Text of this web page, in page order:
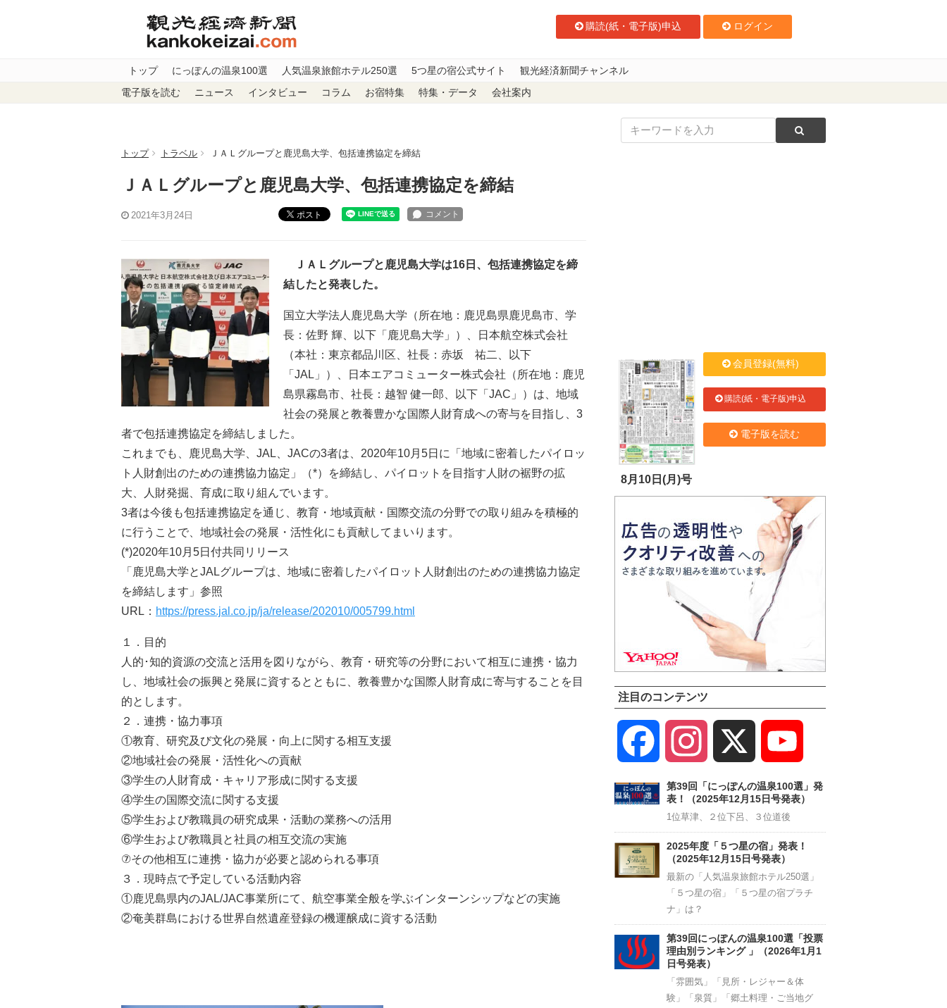
購読(紙・電子版)申込 ログイン
トップ にっぽんの温泉100選 人気温泉旅館ホテル250選 5つ星の宿公式サイト 観光経済新聞チャンネル
電子版を読む ニュース インタビュー コラム お宿特集 特集・データ 会社案内
トップ トラベル ＪＡＬグループと鹿児島大学、包括連携協定を締結
ＪＡＬグループと鹿児島大学、包括連携協定を締結
2021年3月24日 ポスト
ＪＡＬグループと鹿児島大学は16日、包括連携協定を締
結したと発表した。
国立大学法人鹿児島大学（所在地：鹿児島県鹿児島市、学
長：佐野 輝、以下「鹿児島大学」）、日本航空株式会社
（本社：東京都品川区、社長：赤坂 祐二、以下
「JAL」）、日本エアコミューター株式会社（所在地：鹿児
島県霧島市、社長：越智 健一郎、以下「JAC」）は、地域
社会の発展と教養豊かな国際人財育成への寄与を目指し、3
者で包括連携協定を締結しました。
これまでも、鹿児島大学、JAL、JACの3者は、2020年10月5日に「地域に密着したパイロッ
ト人財創出のための連携協力協定」（*）を締結し、パイロットを目指す人財の裾野の拡
大、人財発掘、育成に取り組んでいます。
3者は今後も包括連携協定を通じ、教育・地域貢献・国際交流の分野での取り組みを積極的
に行うことで、地域社会の発展・活性化にも貢献してまいります。
(*)2020年10月5日付共同リリース
「鹿児島大学とJALグループは、地域に密着したパイロット人財創出のための連携協力協定
を締結します」参照
URL： https://press.jal.co.jp/ja/release/202010/005799.html
１．目的
人的･知的資源の交流と活用を図りながら、教育・研究等の分野において相互に連携・協力
し、地域社会の振興と発展に資するとともに、教養豊かな国際人財育成に寄与することを目
的とします。
２．連携・協力事項
①教育、研究及び文化の発展・向上に関する相互支援
②地域社会の発展・活性化への貢献
③学生の人財育成・キャリア形成に関する支援
④学生の国際交流に関する支援
⑤学生および教職員の研究成果・活動の業務への活用
⑥学生および教職員と社員の相互交流の実施
⑦その他相互に連携・協力が必要と認められる事項
３．現時点で予定している活動内容
①鹿児島県内のJAL/JAC事業所にて、航空事業全般を学ぶインターンシップなどの実施
②奄美群島における世界自然遺産登録の機運醸成に資する活動
8月10日(月)号
会員登録(無料)
購読(紙・電子版)申込
電子版を読む
注目のコンテンツ
Facebook Instagram
Channel
第39回「にっぽんの温泉100選」発
表！（2025年12月15日号発表）
1位草津、２位下呂、３位道後
2025年度「５つ星の宿」発表！
（2025年12月15日号発表）
最新の「人気温泉旅館ホテル250選」
「５つ星の宿」「５つ星の宿プラチ
ナ」は？
第39回にっぽんの温泉100選「投票
理由別ランキング 」（2026年1月1
日号発表）
「雰囲気」「見所・レジャー＆体
験」「泉質」「郷土料理・ご当地グ